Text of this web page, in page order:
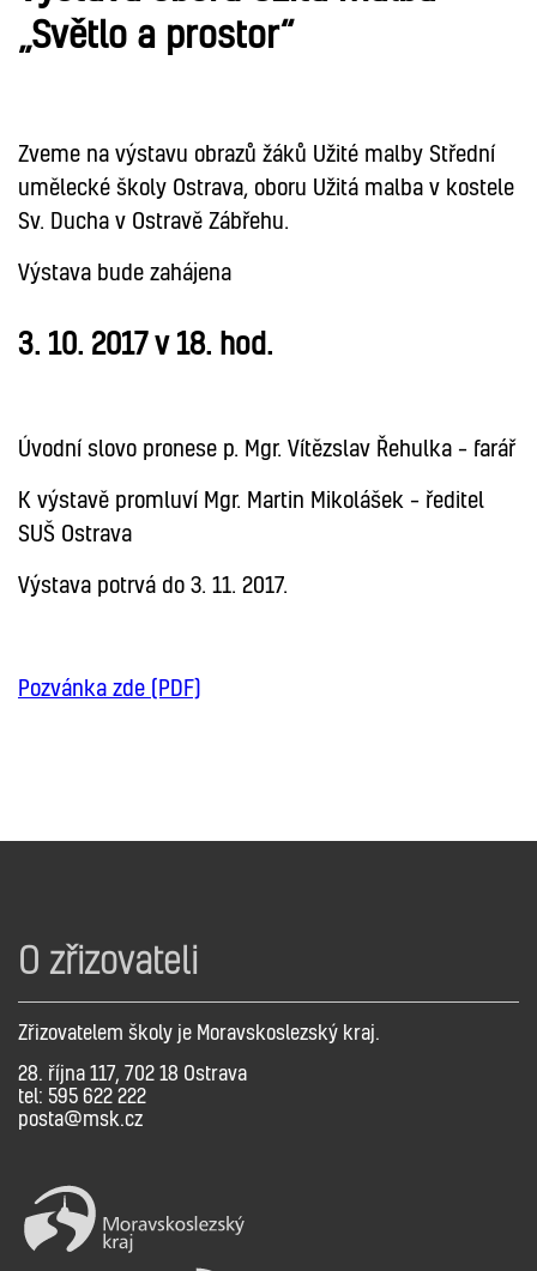
„Světlo a prostor“
Zveme na výstavu obrazů žáků Užité malby Střední
umělecké školy Ostrava, oboru Užitá malba v kostele
Sv. Ducha v Ostravě Zábřehu.
Výstava bude zahájena
3. 10. 2017 v 18. hod.
Úvodní slovo pronese p. Mgr. Vítězslav Řehulka – farář
K výstavě promluví Mgr. Martin Mikolášek – ředitel
SUŠ Ostrava
Výstava potrvá do 3. 11. 2017.
Pozvánka zde (PDF)
O zřizovateli
Zřizovatelem školy je Moravskoslezský kraj.
28. října 117, 702 18 Ostrava
tel: 595 622 222
posta@msk.cz